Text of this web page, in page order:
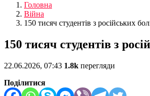
Головна
Війна
150 тисяч студентів з російських
150 тисяч студентів з
22.06.2026, 07:43 1.8k перегляди
Поділитися